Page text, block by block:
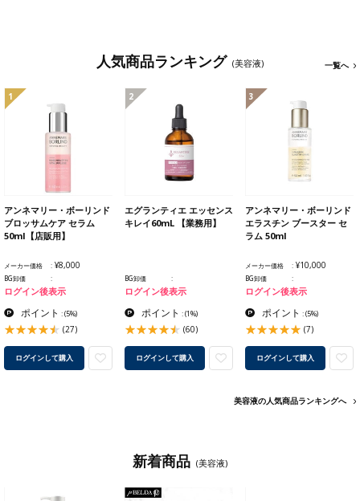
人気商品ランキング (美容液) 一覧へ
1
アンネマリー・ボーリンド
ブロッサムケア セラム
50ml【店販用】
メーカー価格 ¥8,000
BG卸価
ログイン後表示
ポイント :(5%)
(27)
ログインして購入
2
エグランティエ エッセンス
キレイ60mL 【業務用】
BG卸価
ログイン後表示
ポイント :(1%)
(60)
ログインして購入
3
アンネマリー・ボーリンド
エラスチン ブースター セ
ラム 50ml
メーカー価格 ¥10,000
BG卸価
ログイン後表示
ポイント :(5%)
(7)
ログインして購入
美容液の人気商品ランキングへ
新着商品 (美容液)